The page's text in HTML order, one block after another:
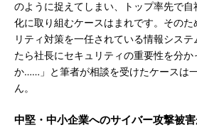
のように捉えてしまい、トップ率先で
化に取り組むケースはまれです。そのた
リティ対策を一任されている情報シス
たら社長にセキュリティの重要性を分か
か……」と筆者が相談を受けたケースは
ん。
中堅・中小企業へのサイバー攻撃被